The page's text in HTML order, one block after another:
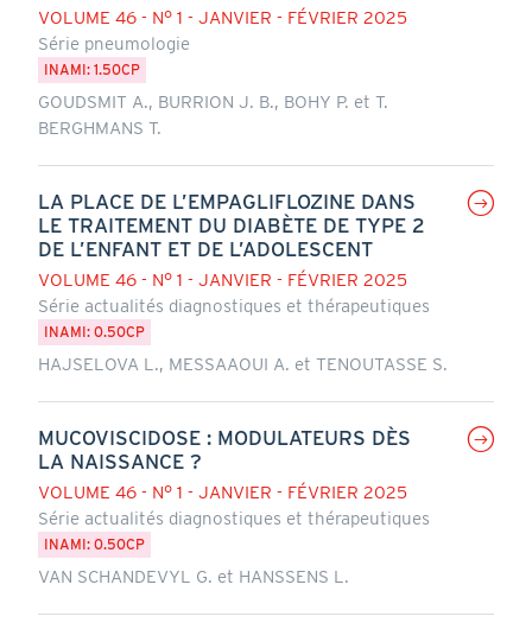
VOLUME 46 - N° 1 - JANVIER - FÉVRIER 2025
Série pneumologie
INAMI: 1.50CP
GOUDSMIT A., BURRION J. B., BOHY P. et T.
BERGHMANS T.
LA PLACE DE L’EMPAGLIFLOZINE DANS
LE TRAITEMENT DU DIABÈTE DE TYPE 2
DE L’ENFANT ET DE L’ADOLESCENT
VOLUME 46 - N° 1 - JANVIER - FÉVRIER 2025
Série actualités diagnostiques et thérapeutiques
INAMI: 0.50CP
HAJSELOVA L., MESSAAOUI A. et TENOUTASSE S.
MUCOVISCIDOSE : MODULATEURS DÈS
LA NAISSANCE ?
VOLUME 46 - N° 1 - JANVIER - FÉVRIER 2025
Série actualités diagnostiques et thérapeutiques
INAMI: 0.50CP
VAN SCHANDEVYL G. et HANSSENS L.